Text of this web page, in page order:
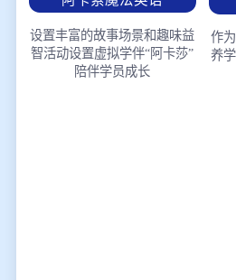
设置丰富的故事场景和趣味益
智活动设置虚拟学伴“阿卡莎”
陪伴学员成长
作
养